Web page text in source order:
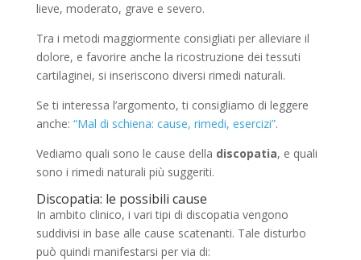
lieve, moderato, grave e severo.
Tra i metodi maggiormente consigliati per alleviare il
dolore, e favorire anche la ricostruzione dei tessuti
cartilaginei, si inseriscono diversi rimedi naturali.
Se ti interessa l’argomento, ti consigliamo di leggere
anche: “Mal di schiena: cause, rimedi, esercizi”.
Vediamo quali sono le cause della discopatia, e quali
sono i rimedi naturali più suggeriti.
Discopatia: le possibili cause
In ambito clinico, i vari tipi di discopatia vengono
suddivisi in base alle cause scatenanti. Tale disturbo
può quindi manifestarsi per via di: